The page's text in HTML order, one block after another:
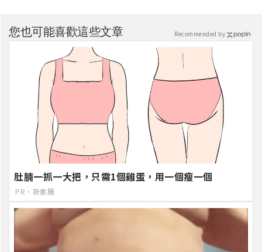
您也可能喜歡這些文章
肚腩一抓一大把，只需1個雞蛋，用一個瘦一個
PR・新素簡
Recommended by